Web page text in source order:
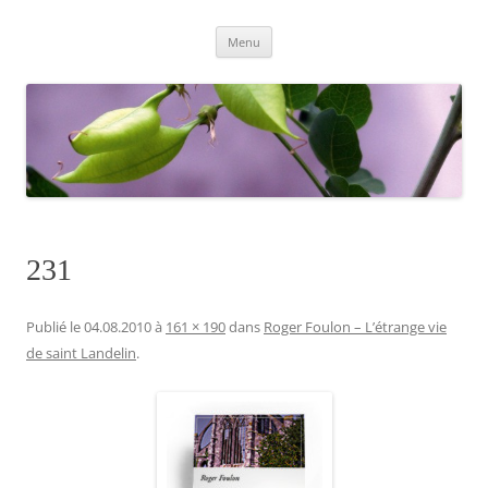
Menu
231
Publié le04.08.2010à 161 × 190dans Roger Foulon – L’étrange vie
de saint Landelin.